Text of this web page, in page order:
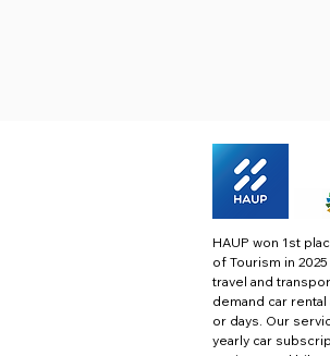
HAUP won 1st
of Tourism in
travel and
demand car
or days. Our
yearly car